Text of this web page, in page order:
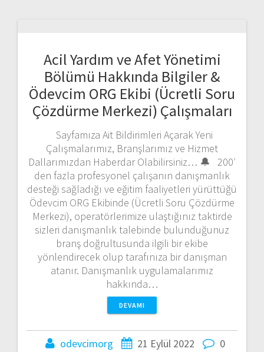
Acil Yardım ve Afet Yönetimi
Bölümü Hakkında Bilgiler &
Ödevcim ORG Ekibi (Ücretli Soru
Çözdürme Merkezi) Çalışmaları
Sayfamıza Ait Bildirimleri Açarak Yeni
Çalışmalarımız, Branşlarımız ve Hizmet
Dallarımızdan Haberdar Olabilirsiniz… 🔔 200′
den fazla profesyonel çalışanın danışmanlık
desteği sağladığı ve eğitim faaliyetleri yürüttüğü
Ödevcim ORG Ekibinde (Ücretli Soru Çözdürme
Merkezi), operatörlerimize ulaştığınız taktirde
sizleri danışmanlık talebinde bulunduğunuz
branş doğrultusunda ilgili bir ekibe
yönlendirecek olup tarafınıza bir danışman
atanır. Danışmanlık uygulamalarımız
hakkında…
DEVAMI
odevcimorg 21 Eylül 2022 0